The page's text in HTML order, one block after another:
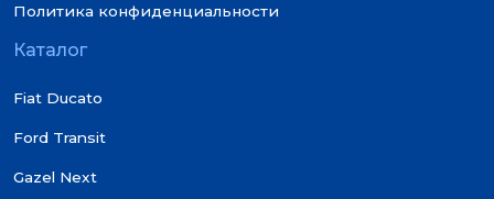
Политика конфиденциальности
Каталог
Fiat Ducato
Ford Transit
Gazel Next